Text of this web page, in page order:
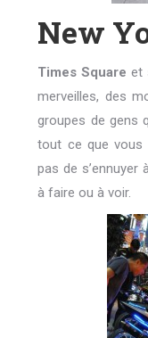
New
Times Square et
merveilles, des
groupes de gens
tout ce que vous
pas de s’ennuyer
à faire ou à voir.